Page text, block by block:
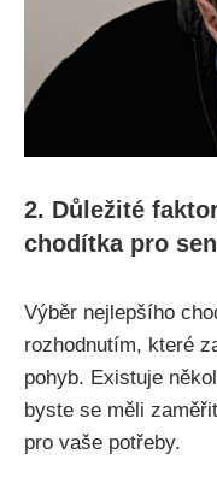
2.⁤ Důležité⁤
chodítka pro
Výběr nejlepšího
⁣rozhodnutím, které
pohyb. Existuje
byste ‌se měli
pro vaše ​potřeby.